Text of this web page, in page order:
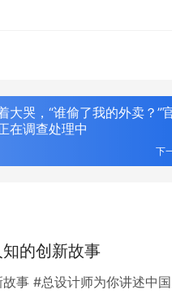
大哭，“谁偷了我的外卖？”
在调查处理中
下
的创新故事
事 #总设计师为你讲述中